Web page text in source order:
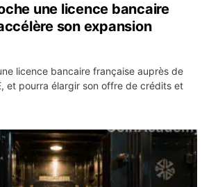
une licence bancaire
son expansion
licence bancaire française auprès de
et pourra élargir son offre de crédits et
d’IA et Zuckerberg attaque